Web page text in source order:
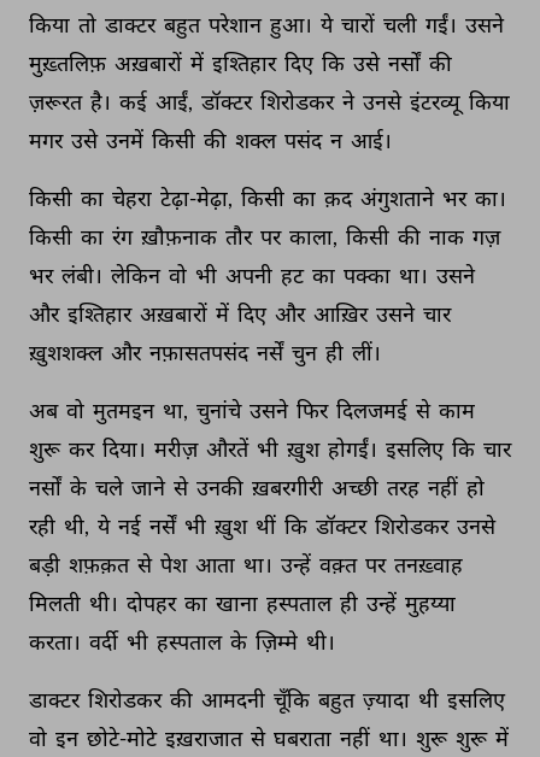
किया तो डाक्टर बहुत परेशान हुआ। ये चारों चली गईं। उसने
मुख़्तलिफ़ अख़बारों में इश्तिहार दिए कि उसे नर्सों की
ज़रूरत है। कई आईं, डॉक्टर शिरोडकर ने उनसे इंटरव्यू किया
मगर उसे उनमें किसी की शक्ल पसंद न आई।
किसी का चेहरा टेढ़ा-मेढ़ा, किसी का क़द अंगुशताने भर का।
किसी का रंग ख़ौफ़नाक तौर पर काला, किसी की नाक गज़
भर लंबी। लेकिन वो भी अपनी हट का पक्का था। उसने
और इश्तिहार अख़बारों में दिए और आख़िर उसने चार
ख़ुशशक्ल और नफ़ासतपसंद नर्सें चुन ही लीं।
अब वो मुतमइन था, चुनांचे उसने फिर दिलजमई से काम
शुरू कर दिया। मरीज़ औरतें भी ख़ुश होगईं। इसलिए कि चार
नर्सों के चले जाने से उनकी ख़बरगीरी अच्छी तरह नहीं हो
रही थी, ये नई नर्सें भी ख़ुश थीं कि डॉक्टर शिरोडकर उनसे
बड़ी शफ़क़त से पेश आता था। उन्हें वक़्त पर तनख़्वाह
मिलती थी। दोपहर का खाना हस्पताल ही उन्हें मुहय्या
करता। वर्दी भी हस्पताल के ज़िम्मे थी।
डाक्टर शिरोडकर की आमदनी चूँकि बहुत ज़्यादा थी इसलिए
वो इन छोटे-मोटे इख़राजात से घबराता नहीं था। शुरू शुरू में